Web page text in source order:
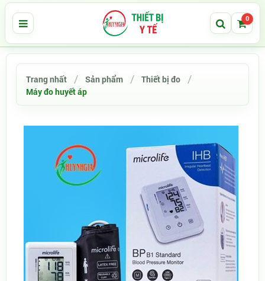
0
Trang nhất Sản phẩm
Thiết bị đo
Máy đo huyết áp